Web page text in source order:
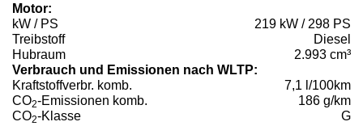
Motor:
kW / PS
219 kW / 298 PS
Treibstoff
Diesel
Hubraum
2.993 cm³
Verbrauch und Emissionen nach WLTP:
Kraftstoffverbr. komb.
7,1 l/100km
CO2-Emissionen komb.
186 g/km
CO2-Klasse G